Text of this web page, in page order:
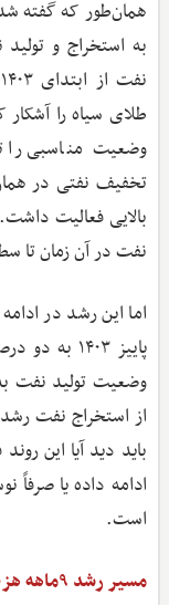
همان‌طور که گفته
به استخراج و
وضعیت مناسبی را
تخفیف نفتی در
بالایی فعالیت
نفت در آن زمان تا سطوح 3 /10
اما این رشد در
وضعیت تولید نفت
ادامه داده یا
است.
مسیر رشد ۹ماهه هزینه